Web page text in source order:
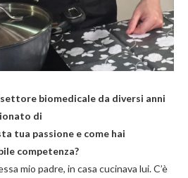
biomedicale da diversi anni
di
tua passione e come hai
competenza?
mio padre, in casa cucinava lui. C’è